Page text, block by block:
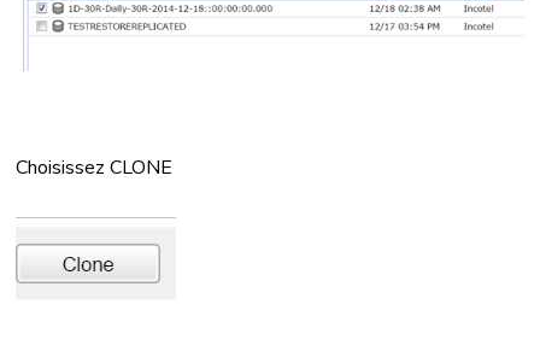
Choisissez CLONE